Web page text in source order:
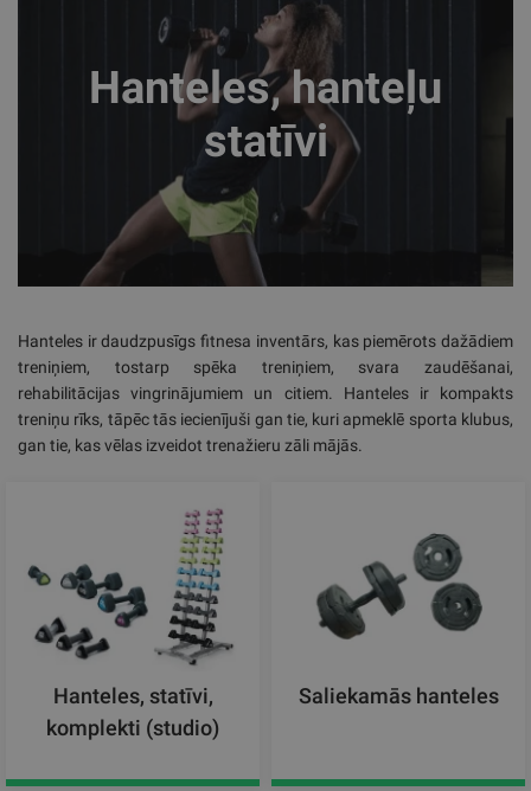
Hanteles, hanteļu
statīvi
Hanteles ir daudzpusīgs fitnesa inventārs, kas piemērots dažādiem
treniņiem, tostarp spēka treniņiem, svara zaudēšanai,
rehabilitācijas vingrinājumiem un citiem. Hanteles ir kompakts
treniņu rīks, tāpēc tās iecienījuši gan tie, kuri apmeklē sporta klubus,
gan tie, kas vēlas izveidot trenažieru zāli mājās.
Hanteles, statīvi,
komplekti (studio)
Saliekamās hanteles